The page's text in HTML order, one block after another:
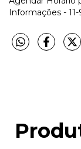
Informações - 11-